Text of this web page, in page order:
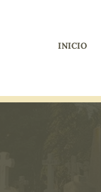
INICIO